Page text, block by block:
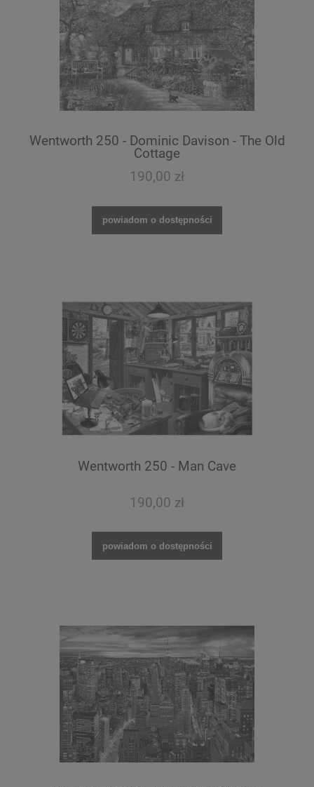
Wentworth 250 - Dominic Davison - The Old
Cottage
190,00 zł
powiadom o dostępności
Wentworth 250 - Man Cave
190,00 zł
powiadom o dostępności